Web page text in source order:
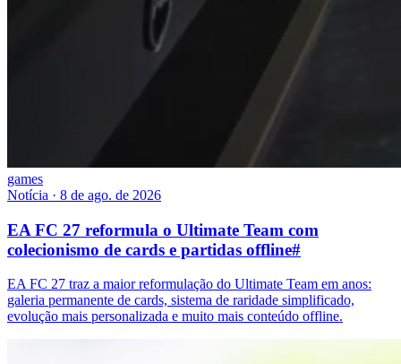
games
Notícia · 8 de ago. de 2026
EA FC 27 reformula o Ultimate Team com
colecionismo de cards e partidas offline#
EA FC 27 traz a maior reformulação do Ultimate Team em anos:
galeria permanente de cards, sistema de raridade simplificado,
evolução mais personalizada e muito mais conteúdo offline.